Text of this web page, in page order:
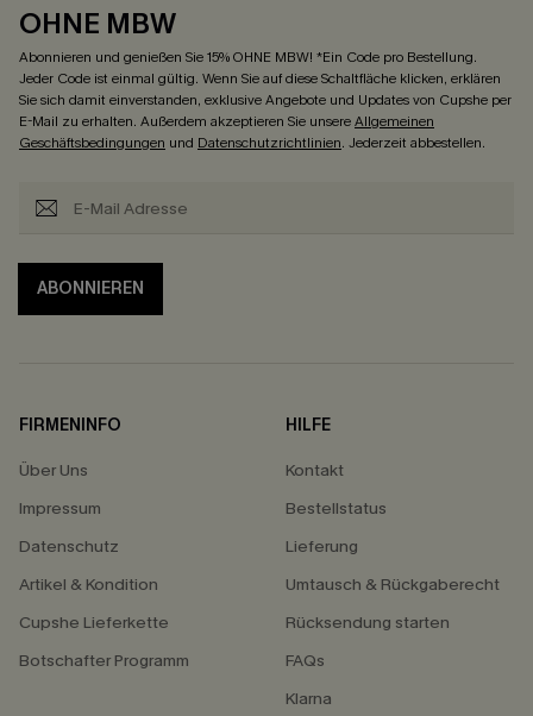
OHNE MBW
Abonnieren und genießen Sie 15% OHNE MBW! *Ein Code pro Bestellung.
Jeder Code ist einmal gültig. Wenn Sie auf diese Schaltfläche klicken, erklären
Sie sich damit einverstanden, exklusive Angebote und Updates von Cupshe per
E-Mail zu erhalten. Außerdem akzeptieren Sie unsereAllgemeinen
Geschäftsbedingungen und Datenschutzrichtlinien. Jederzeit abbestellen.
ABONNIEREN
FIRMENINFO
Über Uns
Impressum
Datenschutz
Artikel & Kondition
Cupshe Lieferkette
Botschafter Programm
HILFE
Kontakt
Bestellstatus
Lieferung
Umtausch & Rückgaberecht
Rücksendung starten
FAQs
Klarna